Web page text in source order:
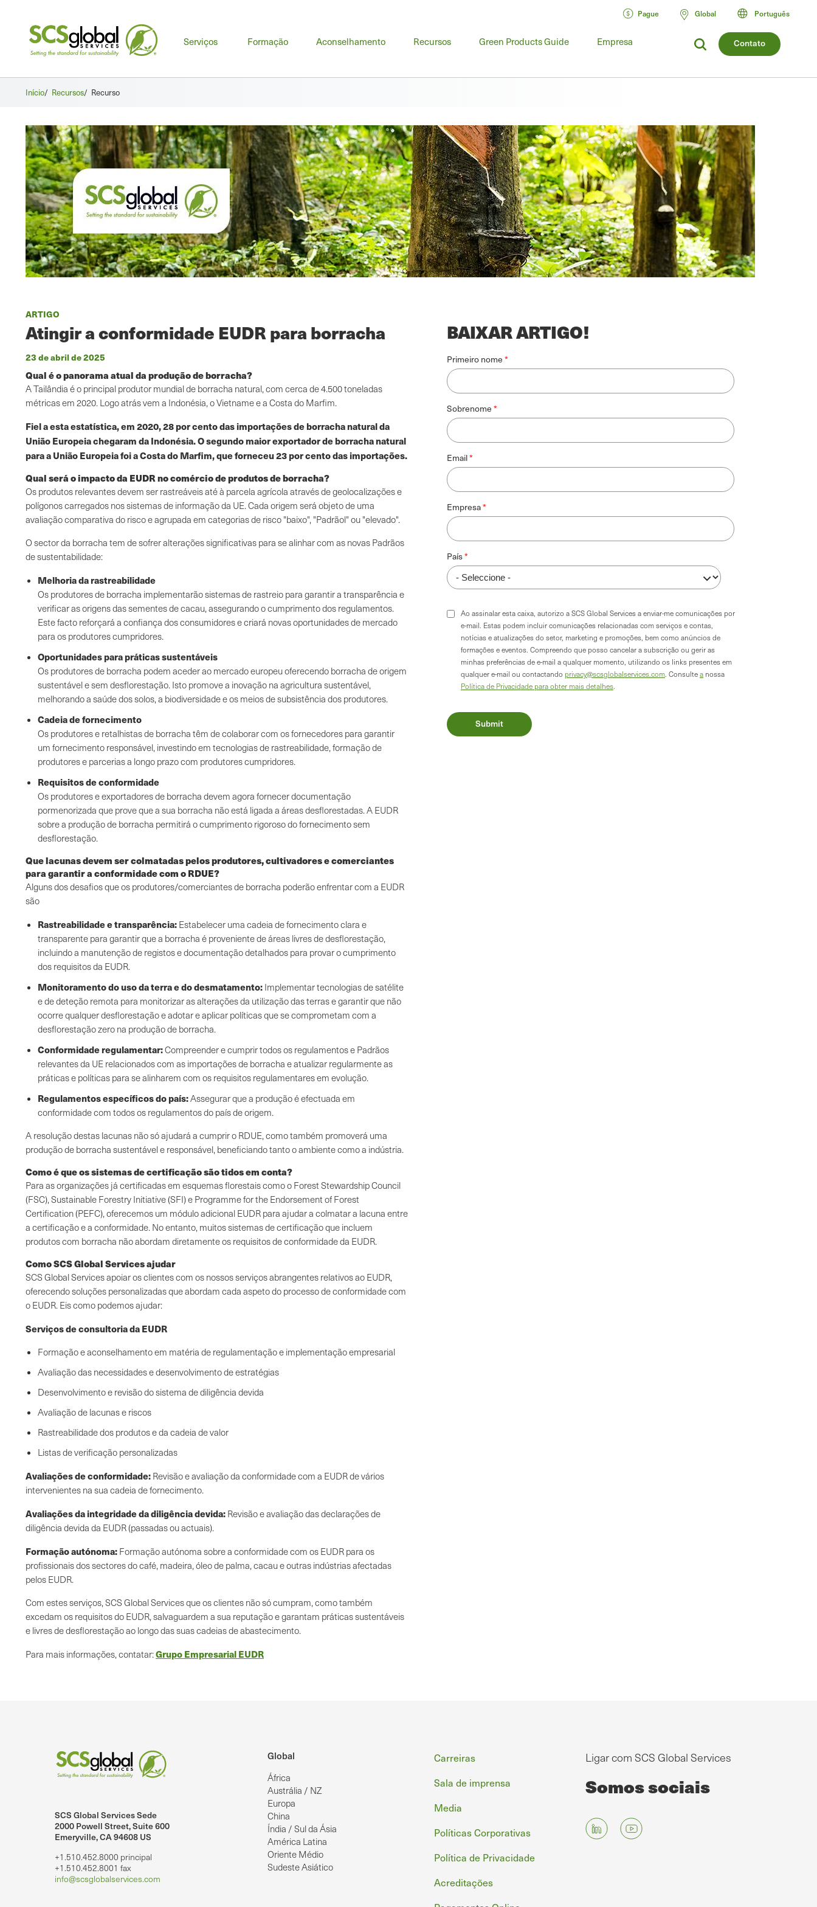
Contato
Serviços
Menu
Formação Aconselhamento Recursos Green Products Guide Empresa
Pague Global Português
Início/ Recursos/ Recurso
ARTIGO
Atingir a conformidade EUDR para borracha
23 de abril de 2025
Qual é o panorama atual da produção de borracha?
A Tailândia é o principal produtor mundial de borracha natural, com cerca de 4.500 toneladas
métricas em 2020. Logo atrás vem a Indonésia, o Vietname e a Costa do Marfim.
Fiel a esta estatística, em 2020, 28 por cento das importações de borracha natural da
União Europeia chegaram da Indonésia. O segundo maior exportador de borracha natural
para a União Europeia foi a Costa do Marfim, que forneceu 23 por cento das importações.
Qual será o impacto da EUDR no comércio de produtos de borracha?
Os produtos relevantes devem ser rastreáveis até à parcela agrícola através de geolocalizações e
polígonos carregados nos sistemas de informação da UE. Cada origem será objeto de uma
avaliação comparativa do risco e agrupada em categorias de risco "baixo", "Padrãol" ou "elevado".
O sector da borracha tem de sofrer alterações significativas para se alinhar com as novas Padrãos
de sustentabilidade:
Melhoria da rastreabilidade
Os produtores de borracha implementarão sistemas de rastreio para garantir a transparência e
verificar as origens das sementes de cacau, assegurando o cumprimento dos regulamentos.
Este facto reforçará a confiança dos consumidores e criará novas oportunidades de mercado
para os produtores cumpridores.
Oportunidades para práticas sustentáveis
Os produtores de borracha podem aceder ao mercado europeu oferecendo borracha de origem
sustentável e sem desflorestação. Isto promove a inovação na agricultura sustentável,
melhorando a saúde dos solos, a biodiversidade e os meios de subsistência dos produtores.
Cadeia de fornecimento
Os produtores e retalhistas de borracha têm de colaborar com os fornecedores para garantir
um fornecimento responsável, investindo em tecnologias de rastreabilidade, formação de
produtores e parcerias a longo prazo com produtores cumpridores.
Requisitos de conformidade
Os produtores e exportadores de borracha devem agora fornecer documentação
pormenorizada que prove que a sua borracha não está ligada a áreas desflorestadas. A EUDR
sobre a produção de borracha permitirá o cumprimento rigoroso do fornecimento sem
desflorestação.
Que lacunas devem ser colmatadas pelos produtores, cultivadores e comerciantes
para garantir a conformidade com o RDUE?
Alguns dos desafios que os produtores/comerciantes de borracha poderão enfrentar com a EUDR
são
Rastreabilidade e transparência: Estabelecer uma cadeia de fornecimento clara e
transparente para garantir que a borracha é proveniente de áreas livres de desflorestação,
incluindo a manutenção de registos e documentação detalhados para provar o cumprimento
dos requisitos da EUDR.
Monitoramento do uso da terra e do desmatamento: Implementar tecnologias de satélite
e de deteção remota para monitorizar as alterações da utilização das terras e garantir que não
ocorre qualquer desflorestação e adotar e aplicar políticas que se comprometam com a
desflorestação zero na produção de borracha.
Conformidade regulamentar:Compreender e cumprir todos os regulamentos e Padrãos
relevantes da UE relacionados com as importações de borracha e atualizar regularmente as
práticas e políticas para se alinharem com os requisitos regulamentares em evolução.
Regulamentos específicos do país:Assegurar que a produção é efectuada em
conformidade com todos os regulamentos do país de origem.
A resolução destas lacunas não só ajudará a cumprir o RDUE, como também promoverá uma
produção de borracha sustentável e responsável, beneficiando tanto o ambiente como a indústria.
Como é que os sistemas de certificação são tidos em conta?
Para as organizações já certificadas em esquemas florestais como o Forest Stewardship Council
(FSC), Sustainable Forestry Initiative (SFI) e Programme for the Endorsement of Forest
Certification (PEFC), oferecemos um módulo adicional EUDR para ajudar a colmatar a lacuna entre
a certificação e a conformidade. No entanto, muitos sistemas de certificação que incluem
produtos com borracha não abordam diretamente os requisitos de conformidade da EUDR.
Como SCS Global Services ajudar
SCS Global Services apoiar os clientes com os nossos serviços abrangentes relativos ao EUDR,
oferecendo soluções personalizadas que abordam cada aspeto do processo de conformidade com
o EUDR. Eis como podemos ajudar:
Serviços de consultoria da EUDR
Formação e aconselhamento em matéria de regulamentação e implementação empresarial
Avaliação das necessidades e desenvolvimento de estratégias
Desenvolvimento e revisão do sistema de diligência devida
Avaliação de lacunas e riscos
Rastreabilidade dos produtos e da cadeia de valor
Listas de verificação personalizadas
Avaliações de conformidade: Revisão e avaliação da conformidade com a EUDR de vários
intervenientes na sua cadeia de fornecimento.
Avaliações da integridade da diligência devida: Revisão e avaliação das declarações de
diligência devida da EUDR (passadas ou actuais).
Formação autónoma: Formação autónoma sobre a conformidade com os EUDR para os
profissionais dos sectores do café, madeira, óleo de palma, cacau e outras indústrias afectadas
pelos EUDR.
Com estes serviços, SCS Global Services que os clientes não só cumpram, como também
excedam os requisitos do EUDR, salvaguardem a sua reputação e garantam práticas sustentáveis
e livres de desflorestação ao longo das suas cadeias de abastecimento.
Para mais informações, contatar:Grupo Empresarial EUDR
BAIXAR ARTIGO!
Primeiro nome
Sobrenome
Email
Empresa
País
Ao assinalar esta caixa, autorizo a SCS Global Services a enviar-me comunicações por
e-mail. Estas podem incluir comunicações relacionadas com serviços e contas,
notícias e atualizações do setor, marketing e promoções, bem como anúncios de
formações e eventos. Compreendo que posso cancelar a subscrição ou gerir as
minhas preferências de e-mail a qualquer momento, utilizando os links presentes em
qualquer e-mail ou contactando privacy@scsglobalservices.com . Consultea nossa
Política de Privacidade para obter mais detalhes
SCS Global Services Sede
2000 Powell Street, Suite 600
Emeryville, CA 94608 US
+1.510.452.8000 principal
+1.510.452.8001 fax
info@scsglobalservices.com
Global
África
Austrália / NZ
Europa
China
Índia / Sul da Ásia
América Latina
Oriente Médio
Sudeste Asiático
Rodapé
Carreiras
Sala de imprensa
Media
Políticas Corporativas
Política de Privacidade
Acreditações
Ligar com SCS Global Services
Somos sociais
no LinkedIn.
SCS Global Services no YouTube